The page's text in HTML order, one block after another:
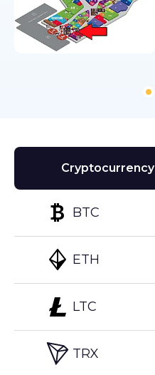
Cryptocurrency
BTC
ETH
LTC
TRX